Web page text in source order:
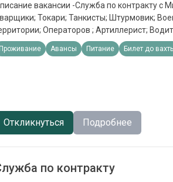
вакансии -Служба по контракту
Токари; Танкисты; Штурмовик;
Операторов ; Артиллерист;
можно без опыта
Условия - Кредитные каникулы; -
выплаты Единоразовая
зарплата 210 000
Проживание Авансы Питание Билет до
Откликнуться Подробнее
по контракту